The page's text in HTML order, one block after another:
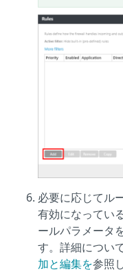
必要に応じてル
有効になってい
ールパラメータ
す。詳細について
加と編集を参照